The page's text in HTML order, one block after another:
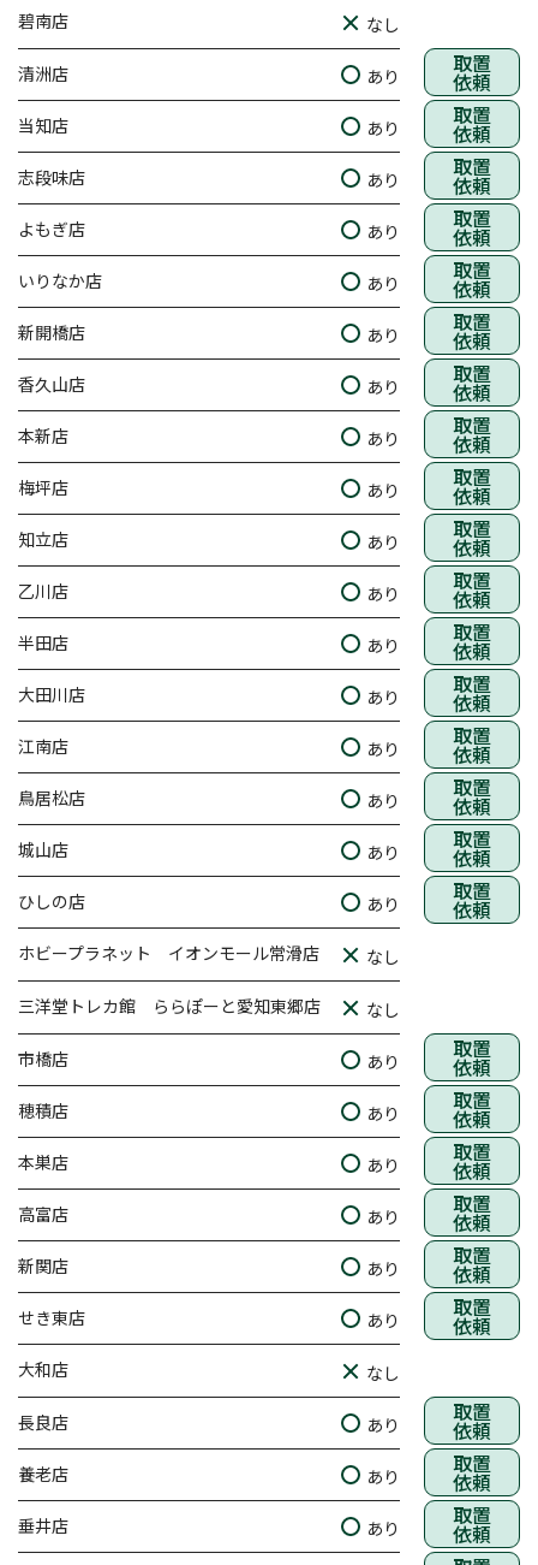
碧南店 なし
清洲店 あり 取置
依頼
当知店 あり 取置
依頼
志段味店 あり 取置
依頼
よもぎ店 あり 取置
依頼
いりなか店 あり 取置
依頼
新開橋店 あり 取置
依頼
香久山店 あり 取置
依頼
本新店 あり 取置
依頼
梅坪店 あり 取置
依頼
知立店 あり 取置
依頼
乙川店 あり 取置
依頼
半田店 あり 取置
依頼
大田川店 あり 取置
依頼
江南店 あり 取置
依頼
鳥居松店 あり 取置
依頼
城山店 あり 取置
依頼
ひしの店 あり 取置
依頼
ホビープラネット イオンモール常滑店 なし
三洋堂トレカ館 ららぽーと愛知東郷店 なし
市橋店 あり 取置
依頼
穂積店 あり 取置
依頼
本巣店 あり 取置
依頼
高富店 あり 取置
依頼
新関店 あり 取置
依頼
せき東店 あり 取置
依頼
大和店 なし
長良店 あり 取置
依頼
養老店 あり 取置
依頼
垂井店 あり 取置
依頼